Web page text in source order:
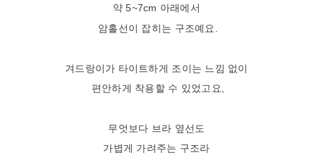
약 5~7cm 아래에서
암홀선이 잡히는 구조예요.
겨드랑이가 타이트하게 조이는 느낌 없이
편안하게 착용할 수 있었고요,
무엇보다 브라 옆선도
가볍게 가려주는 구조라